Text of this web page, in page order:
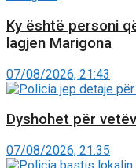
Ky është personi
lagjen Marigona
07/08/2026, 21:43
Dyshohet për
07/08/2026, 21:35